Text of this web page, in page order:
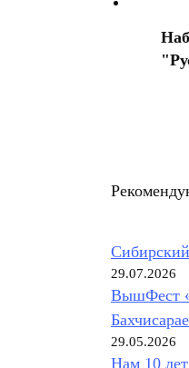
29.07.2026
ВышФест
29.05.2026
Нам 10